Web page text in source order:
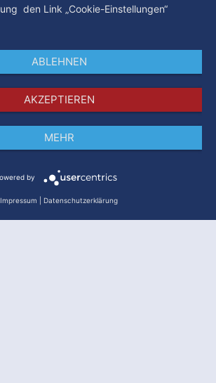
Datenschutz
den Link „Cookie-Einstellungen“
ABLEHNEN
AKZEPTIEREN
MEHR
by
Impressum Datenschutzerklärung